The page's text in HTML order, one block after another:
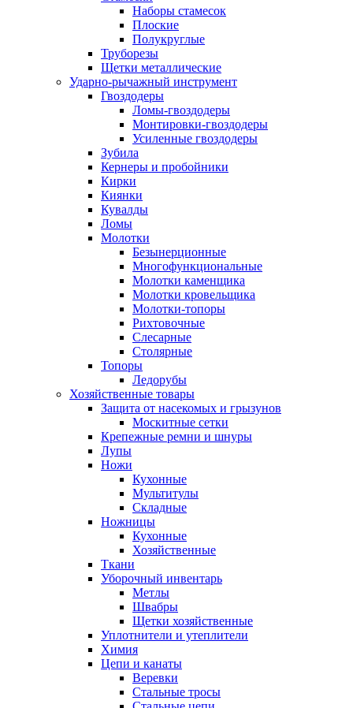
Наборы стамесок
Плоские
Полукруглые
Труборезы
Щетки металлические
Ударно-рычажный инструмент
Гвоздодеры
Ломы-гвоздодеры
Монтировки-гвоздодеры
Усиленные гвоздодеры
Зубила
Кернеры и пробойники
Кирки
Киянки
Кувалды
Ломы
Молотки
Безынерционные
Многофункциональные
Молотки каменщика
Молотки кровельщика
Молотки-топоры
Рихтовочные
Слесарные
Столярные
Топоры
Ледорубы
Хозяйственные товары
Защита от насекомых и грызунов
Москитные сетки
Крепежные ремни и шнуры
Лупы
Ножи
Кухонные
Мультитулы
Складные
Ножницы
Кухонные
Хозяйственные
Ткани
Уборочный инвентарь
Метлы
Швабры
Щетки хозяйственные
Уплотнители и утеплители
Химия
Цепи и канаты
Веревки
Стальные тросы